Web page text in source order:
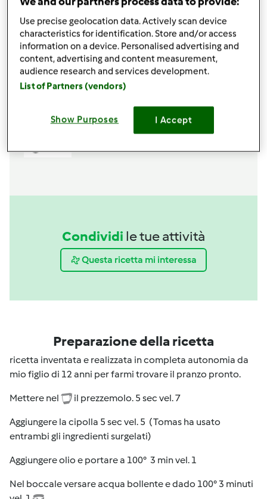
Accessori che ti serviranno
Spatola
acquista
Boccale Completo TM6
Condividi le tue attività
Questa ricetta mi interessa
Preparazione della ricetta
ricetta inventata e realizzata in completa autonomia da
mio figlio di 12 anni per farmi trovare il pranzo pronto.
Mettere nel il prezzemolo. 5 sec vel. 7
Aggiungere la cipolla 5 sec vel. 5 ( Tomas ha usato
entrambi gli ingredienti surgelati)
Aggiungere olio e portare a 100° 3 min vel. 1
Nel boccale versare acqua bollente e dado 100° 3 minuti
Use precise geolocation data. Actively scan device
characteristics for identification. Store and/or access
information on a device. Personalised advertising and
content, advertising and content measurement,
audience research and services development.
List of Partners (vendors)
Show Purposes I Accept